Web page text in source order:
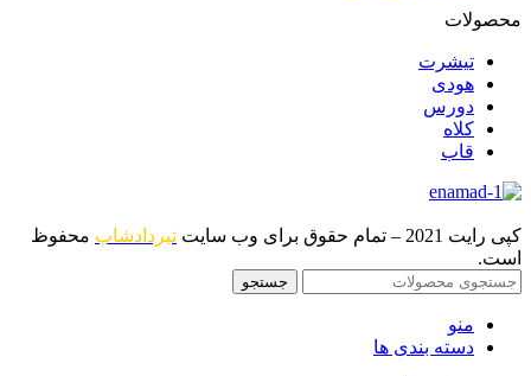
محصولات
تیشرت
هودی
دورس
کلاه
قاب
کپی رایت 2021 – تمام حقوق برای وب سایت تیردادشاپ محفوظ
است.
جستجو
منو
دسته بندی ها